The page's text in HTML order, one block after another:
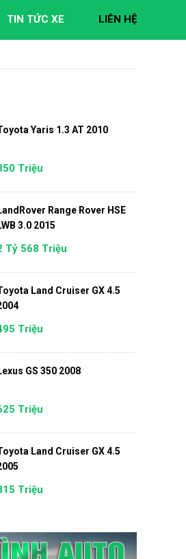
TIN TỨC XE LIÊN HỆ
Yaris 1.3 AT 2010
Triệu
Range Rover HSE
3.0 2015
Tỷ 568 Triệu
Land Cruiser GX 4.5
Triệu
GS 350 2008
Triệu
Land Cruiser GX 4.5
Triệu